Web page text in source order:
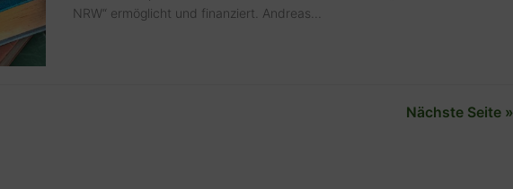
NRW“ ermöglicht und finanziert. Andreas...
Nächste Seite »